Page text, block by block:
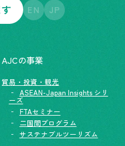
EN JP
AJCの事業
貿易・投資・観光
ASEAN-Japan Insights シリ
ーズ
FTAセミナー
二国間プログラム
サステナブルツーリズム